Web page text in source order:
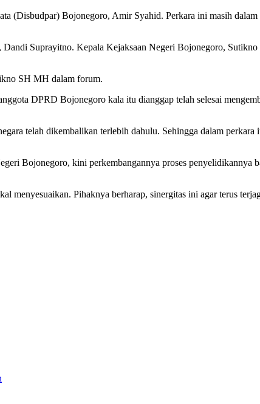
(Disbudpar) Bojonegoro, Amir Syahid. Perkara ini masih dalam
Suprayitno. Kepala Kejaksaan Negeri Bojonegoro,
SH MH dalam forum.
DPRD Bojonegoro kala itu dianggap telah selesai
telah dikembalikan terlebih dahulu. Sehingga dalam
Bojonegoro, kini perkembangannya proses penyelidikannya
Pihaknya berharap, sinergitas ini agar terus